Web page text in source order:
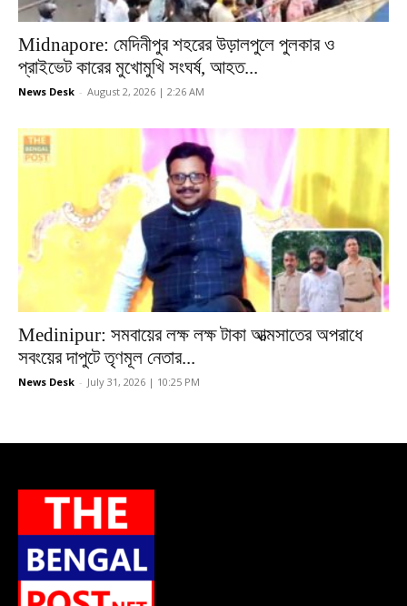
Midnapore: মেদিনীপুর শহরের উড়ালপুলে পুলকার ও
প্রাইভেট কারের মুখোমুখি সংঘর্ষ, আহত...
News Desk - August 2, 2026 | 2:26 AM
Medinipur: সমবায়ের লক্ষ লক্ষ টাকা আত্মসাতের অপরাধে
সবংয়ের দাপুটে তৃণমূল নেতার...
News Desk - July 31, 2026 | 10:25 PM